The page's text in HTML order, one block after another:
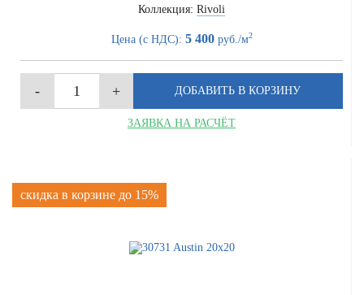
Коллекция: Rivoli
Цена (с НДС): 5 400руб./м2
ЗАЯВКА НА РАСЧЁТ
скидка в корзине до 15%